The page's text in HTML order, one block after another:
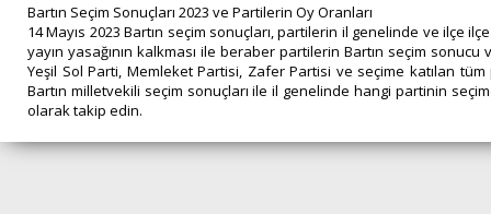
Bartın Seçim Sonuçları 2023 ve Partilerin Oy Oranları
14 Mayıs 2023 Bartın seçim sonuçları, partilerin il genelinde ve ilçe
yayın yasağının kalkması ile beraber partilerin Bartın seçim sonucu
Yeşil Sol Parti, Memleket Partisi, Zafer Partisi ve seçime katılan
Bartın milletvekili seçim sonuçları ile il genelinde hangi partinin
olarak takip edin.